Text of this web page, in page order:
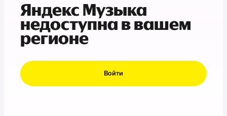
Яндекс Музыка
недоступна в вашем
регионе
Войти